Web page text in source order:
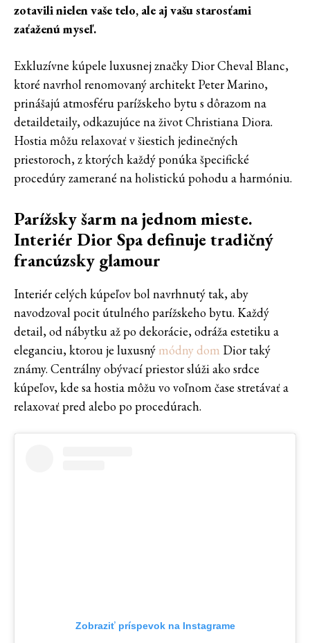
zotavili nielen vaše telo, ale aj vašu starosťami
zaťaženú myseľ.
Exkluzívne kúpele luxusnej značky Dior Cheval Blanc,
ktoré navrhol renomovaný architekt Peter Marino,
prinášajú atmosféru parížskeho bytu s dôrazom na
detaildetaily, odkazujúce na život Christiana Diora.
Hostia môžu relaxovať v šiestich jedinečných
priestoroch, z ktorých každý ponúka špecifické
procedúry zamerané na holistickú pohodu a harmóniu.
Parížsky šarm na jednom mieste.
Interiér Dior Spa definuje tradičný
francúzsky glamour
Interiér celých kúpeľov bol navrhnutý tak, aby
navodzoval pocit útulného parížskeho bytu. Každý
detail, od nábytku až po dekorácie, odráža estetiku a
eleganciu, ktorou je luxusný módny dom Dior taký
známy. Centrálny obývací priestor slúži ako srdce
kúpeľov, kde sa hostia môžu vo voľnom čase stretávať a
relaxovať pred alebo po procedúrach.
Zobraziť príspevok na Instagrame